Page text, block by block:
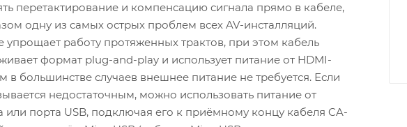
перетактирование и компенсацию сигнала прямо в кабеле,
одну из самых острых проблем всех AV-инсталляций.
работу протяженных трактов, при этом кабель
формат plug-and-play и использует питание от HDMI-
в большинстве случаев внешнее питание не требуется. Если
недостаточным, можно использовать питание от
или порта USB, подключая его к приёмному концу кабеля CA-